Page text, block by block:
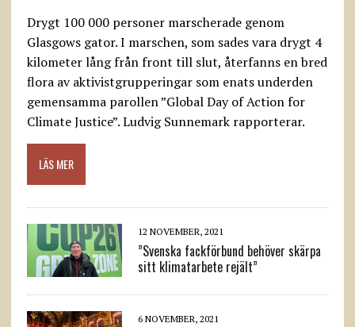
Drygt 100 000 personer marscherade genom
Glasgows gator. I marschen, som sades vara drygt 4
kilometer lång från front till slut, återfanns en bred
flora av aktivistgrupperingar som enats underden
gemensamma parollen ”Global Day of Action for
Climate Justice”. Ludvig Sunnemark rapporterar.
LÄS MER
12 NOVEMBER, 2021
”Svenska fackförbund behöver skärpa
sitt klimatarbete rejält”
6 NOVEMBER, 2021